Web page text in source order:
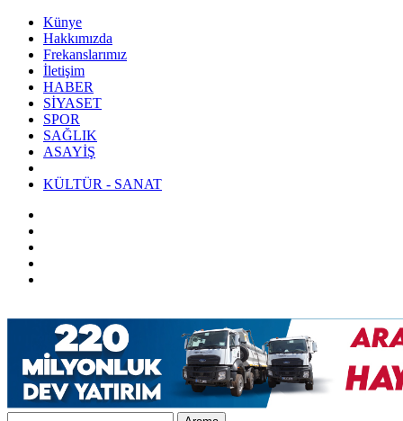
Künye
Hakkımızda
Frekanslarımız
İletişim
HABER
SİYASET
SPOR
SAĞLIK
ASAYİŞ
KÜLTÜR - SANAT